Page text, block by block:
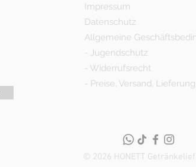
Impressum
Datenschutz
Allgemeine
Jugendschutz
Widerrufsrecht
Preise, Versand, Lieferung
© 2026 HONETT